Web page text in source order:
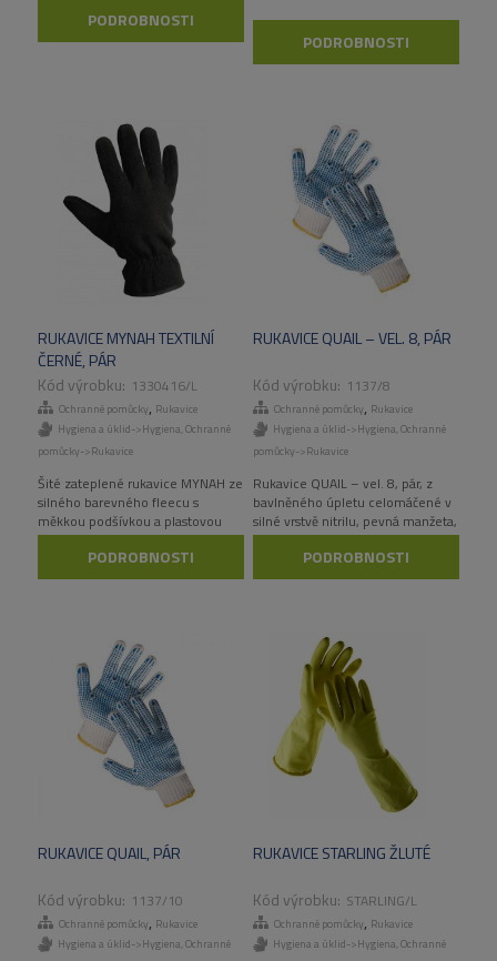
PODROBNOSTI
PODROBNOSTI
RUKAVICE MYNAH TEXTILNÍ
ČERNÉ, PÁR
1330416/L
Ochranné pomůcky, Rukavice
Hygiena a úklid->Hygiena, Ochranné
pomůcky->Rukavice
Šité zateplené rukavice MYNAH ze
silného barevného fleecu s
měkkou podšívkou a plastovou
karabinkou
PODROBNOSTI
RUKAVICE QUAIL – VEL. 8, PÁR
1137/8
Ochranné pomůcky, Rukavice
Hygiena a úklid->Hygiena, Ochranné
pomůcky->Rukavice
Rukavice QUAIL – vel. 8, pár, z
bavlněného úpletu celomáčené v
silné vrstvě nitrilu, pevná manžeta,
PVC terčíky, barva modrá
PODROBNOSTI
RUKAVICE QUAIL, PÁR
1137/10
Ochranné pomůcky, Rukavice
Hygiena a úklid->Hygiena Ochranné
RUKAVICE STARLING ŽLUTÉ
STARLING/L
Ochranné pomůcky, Rukavice
Hygiena a úklid->Hygiena Ochranné